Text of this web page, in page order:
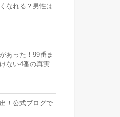
なれる？男性は
あった！99番ま
ない4番の真実
！公式ブログで